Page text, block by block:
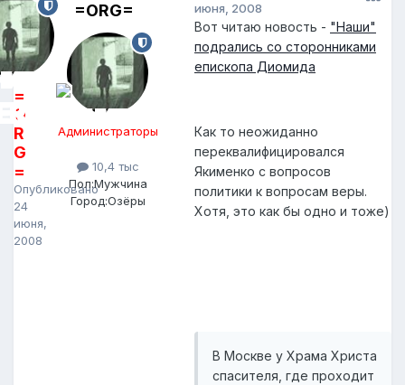
=
O
R
G
=
Опубликовано
24
июня,
2008
=ORG=
Администраторы
10,4 тыс
Пол:Мужчина
Город:Озёры
июня, 2008
Вот читаю новость - "Наши"
подрались со сторонниками
епископа Диомида
Как то неожиданно
переквалифицировался
Якименко с вопросов
политики к вопросам веры.
Хотя, это как бы одно и тоже)
В Москве у Храма Христа
спасителя, где проходит